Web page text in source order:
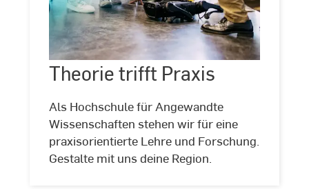
©
Studio
Steve
Theorie trifft Praxis
Als Hochschule für Angewandte
Wissenschaften stehen wir für eine
praxisorientierte Lehre und Forschung.
Gestalte mit uns deine Region.
Theorie
trifft
Praxis